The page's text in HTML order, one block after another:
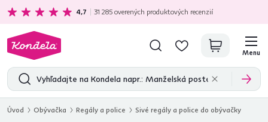
Ekologická doprava zadarmo nad 199 €
4,7 31 285 overených produktových recenzií
Menu
Úvod Obývačka Regály a police Sivé regály a police do obývačky